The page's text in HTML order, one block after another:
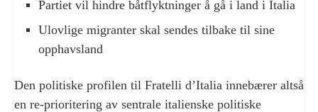
Partiet vil hindre båtflyktninger å gå i land i Italia
Ulovlige migranter skal sendes tilbake til sine
opphavsland
Den politiske profilen til Fratelli d’Italia innebærer altså
en re-prioritering av sentrale italienske politiske